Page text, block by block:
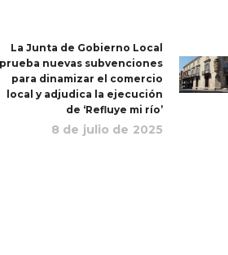
La Junta de Gobierno Local
nuevas subvenciones
para dinamizar el comercio
local y adjudica la ejecución
de ‘Refluye mi río’
8 de julio de 2025